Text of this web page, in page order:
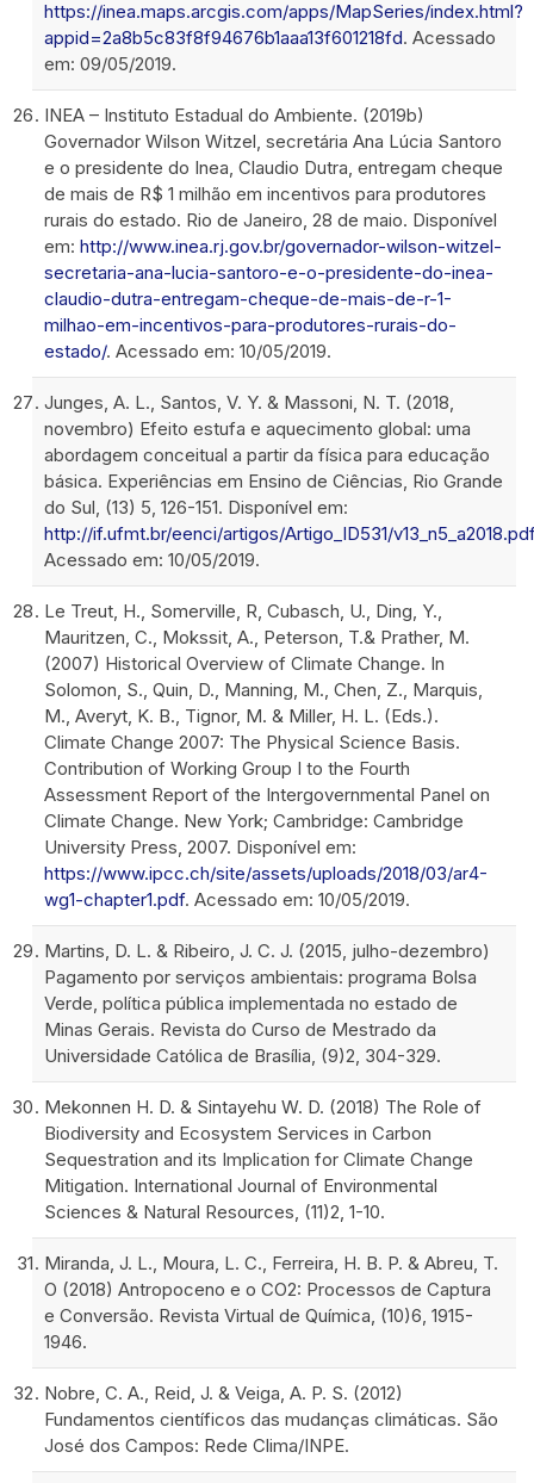
https://inea.maps.arcgis.com/apps/MapSeries/index.html?
appid=2a8b5c83f8f94676b1aaa13f601218fd. Acessado
em: 09/05/2019.
INEA – Instituto Estadual do Ambiente. (2019b)
Governador Wilson Witzel, secretária Ana Lúcia Santoro
e o presidente do Inea, Claudio Dutra, entregam cheque
de mais de R$ 1 milhão em incentivos para produtores
rurais do estado. Rio de Janeiro, 28 de maio. Disponível
em: http://www.inea.rj.gov.br/governador-wilson-witzel-
secretaria-ana-lucia-santoro-e-o-presidente-do-inea-
claudio-dutra-entregam-cheque-de-mais-de-r-1-
milhao-em-incentivos-para-produtores-rurais-do-
estado/. Acessado em: 10/05/2019.
Junges, A. L., Santos, V. Y. & Massoni, N. T. (2018,
novembro) Efeito estufa e aquecimento global: uma
abordagem conceitual a partir da física para educação
básica. Experiências em Ensino de Ciências, Rio Grande
do Sul, (13) 5, 126-151. Disponível em:
http://if.ufmt.br/eenci/artigos/Artigo_ID531/v13_n5_a2018.pdf
Acessado em: 10/05/2019.
Le Treut, H., Somerville, R, Cubasch, U., Ding, Y.,
Mauritzen, C., Mokssit, A., Peterson, T.& Prather, M.
(2007) Historical Overview of Climate Change. In
Solomon, S., Quin, D., Manning, M., Chen, Z., Marquis,
M., Averyt, K. B., Tignor, M. & Miller, H. L. (Eds.).
Climate Change 2007: The Physical Science Basis.
Contribution of Working Group I to the Fourth
Assessment Report of the Intergovernmental Panel on
Climate Change. New York; Cambridge: Cambridge
University Press, 2007. Disponível em:
https://www.ipcc.ch/site/assets/uploads/2018/03/ar4-
wg1-chapter1.pdf. Acessado em: 10/05/2019.
Martins, D. L. & Ribeiro, J. C. J. (2015, julho-dezembro)
Pagamento por serviços ambientais: programa Bolsa
Verde, política pública implementada no estado de
Minas Gerais. Revista do Curso de Mestrado da
Universidade Católica de Brasília, (9)2, 304-329.
Mekonnen H. D. & Sintayehu W. D. (2018) The Role of
Biodiversity and Ecosystem Services in Carbon
Sequestration and its Implication for Climate Change
Mitigation. International Journal of Environmental
Sciences & Natural Resources, (11)2, 1-10.
Miranda, J. L., Moura, L. C., Ferreira, H. B. P. & Abreu, T.
O (2018) Antropoceno e o CO2: Processos de Captura
e Conversão. Revista Virtual de Química, (10)6, 1915-
1946.
Nobre, C. A., Reid, J. & Veiga, A. P. S. (2012)
Fundamentos científicos das mudanças climáticas. São
José dos Campos: Rede Clima/INPE.